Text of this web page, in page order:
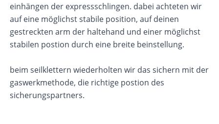
einhängen der expressschlingen. dabei achteten wir
auf eine möglichst stabile position, auf deinen
gestreckten arm der haltehand und einer möglichst
stabilen postion durch eine breite beinstellung.
beim seilklettern wiederholten wir das sichern mit der
gaswerkmethode, die richtige postion des
sicherungspartners.